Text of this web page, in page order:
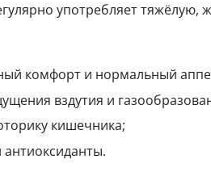
употребляет
комфорт и нормальный
вздутия и
кишечника;